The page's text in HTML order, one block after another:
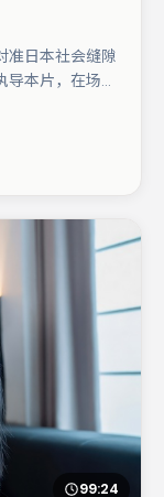
准日本社会缝隙
本片，在场面
反差与喜剧/
适合周末一口
99:24